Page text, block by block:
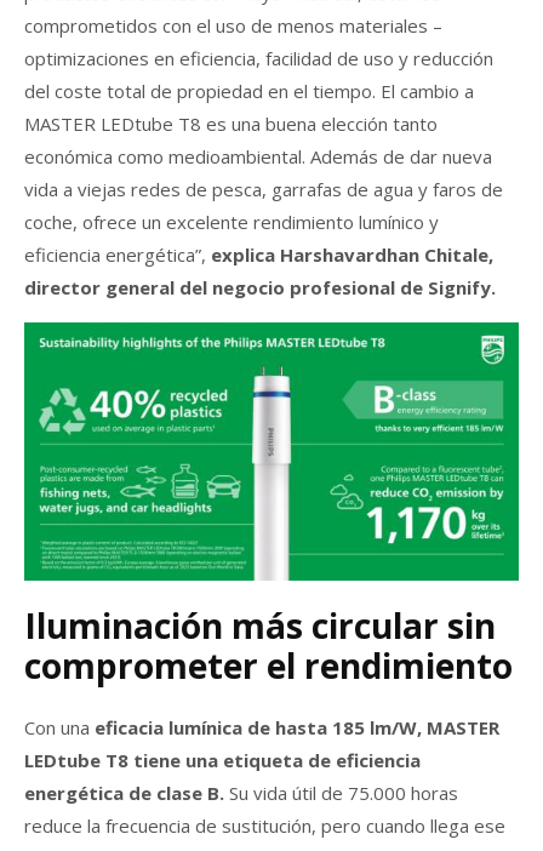
comprometidos con el uso de menos materiales –
optimizaciones en eficiencia, facilidad de uso y reducción
del coste total de propiedad en el tiempo. El cambio a
MASTER LEDtube T8 es una buena elección tanto
económica como medioambiental. Además de dar nueva
vida a viejas redes de pesca, garrafas de agua y faros de
coche, ofrece un excelente rendimiento lumínico y
eficiencia energética”, explica Harshavardhan Chitale,
director general del negocio profesional de Signify.
Iluminación más circular sin
comprometer el rendimiento
Con una eficacia lumínica de hasta 185 lm/W, MASTER
LEDtube T8 tiene una etiqueta de eficiencia
energética de clase B. Su vida útil de 75.000 horas
reduce la frecuencia de sustitución, pero cuando llega ese